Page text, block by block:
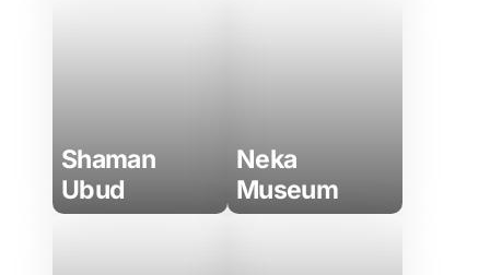
Shaman
Ubud
Neka
Museum